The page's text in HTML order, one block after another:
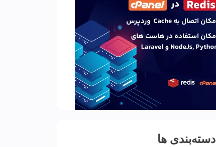
دسته‌بندی ها